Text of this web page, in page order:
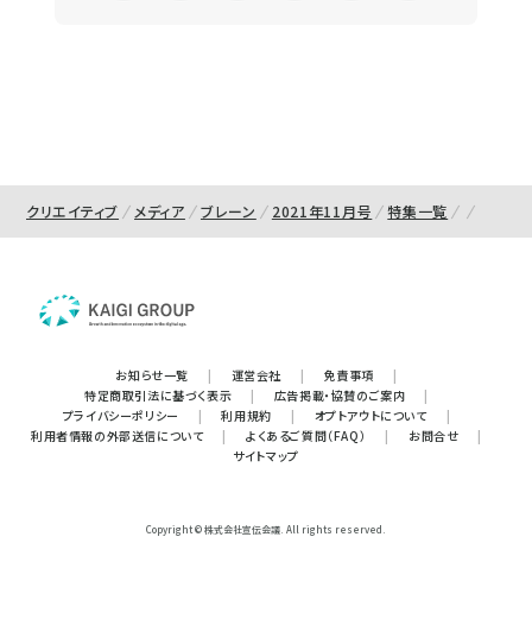
クリエイティブ メディア ブレーン 2021年11月号 特集一覧
お知らせ一覧 | 運営会社 | 免責事項
|
特定商取引法に基づく表示
| 広告掲載・協賛のご案内
|
プライバシーポリシー
| 利用規約 | オプトアウトについて
|
利用者情報の外部送信について
| よくあるご質問（FAQ） | お問合せ
|
サイトマップ
Copyright © 株式会社宣伝会議. All rights reserved.